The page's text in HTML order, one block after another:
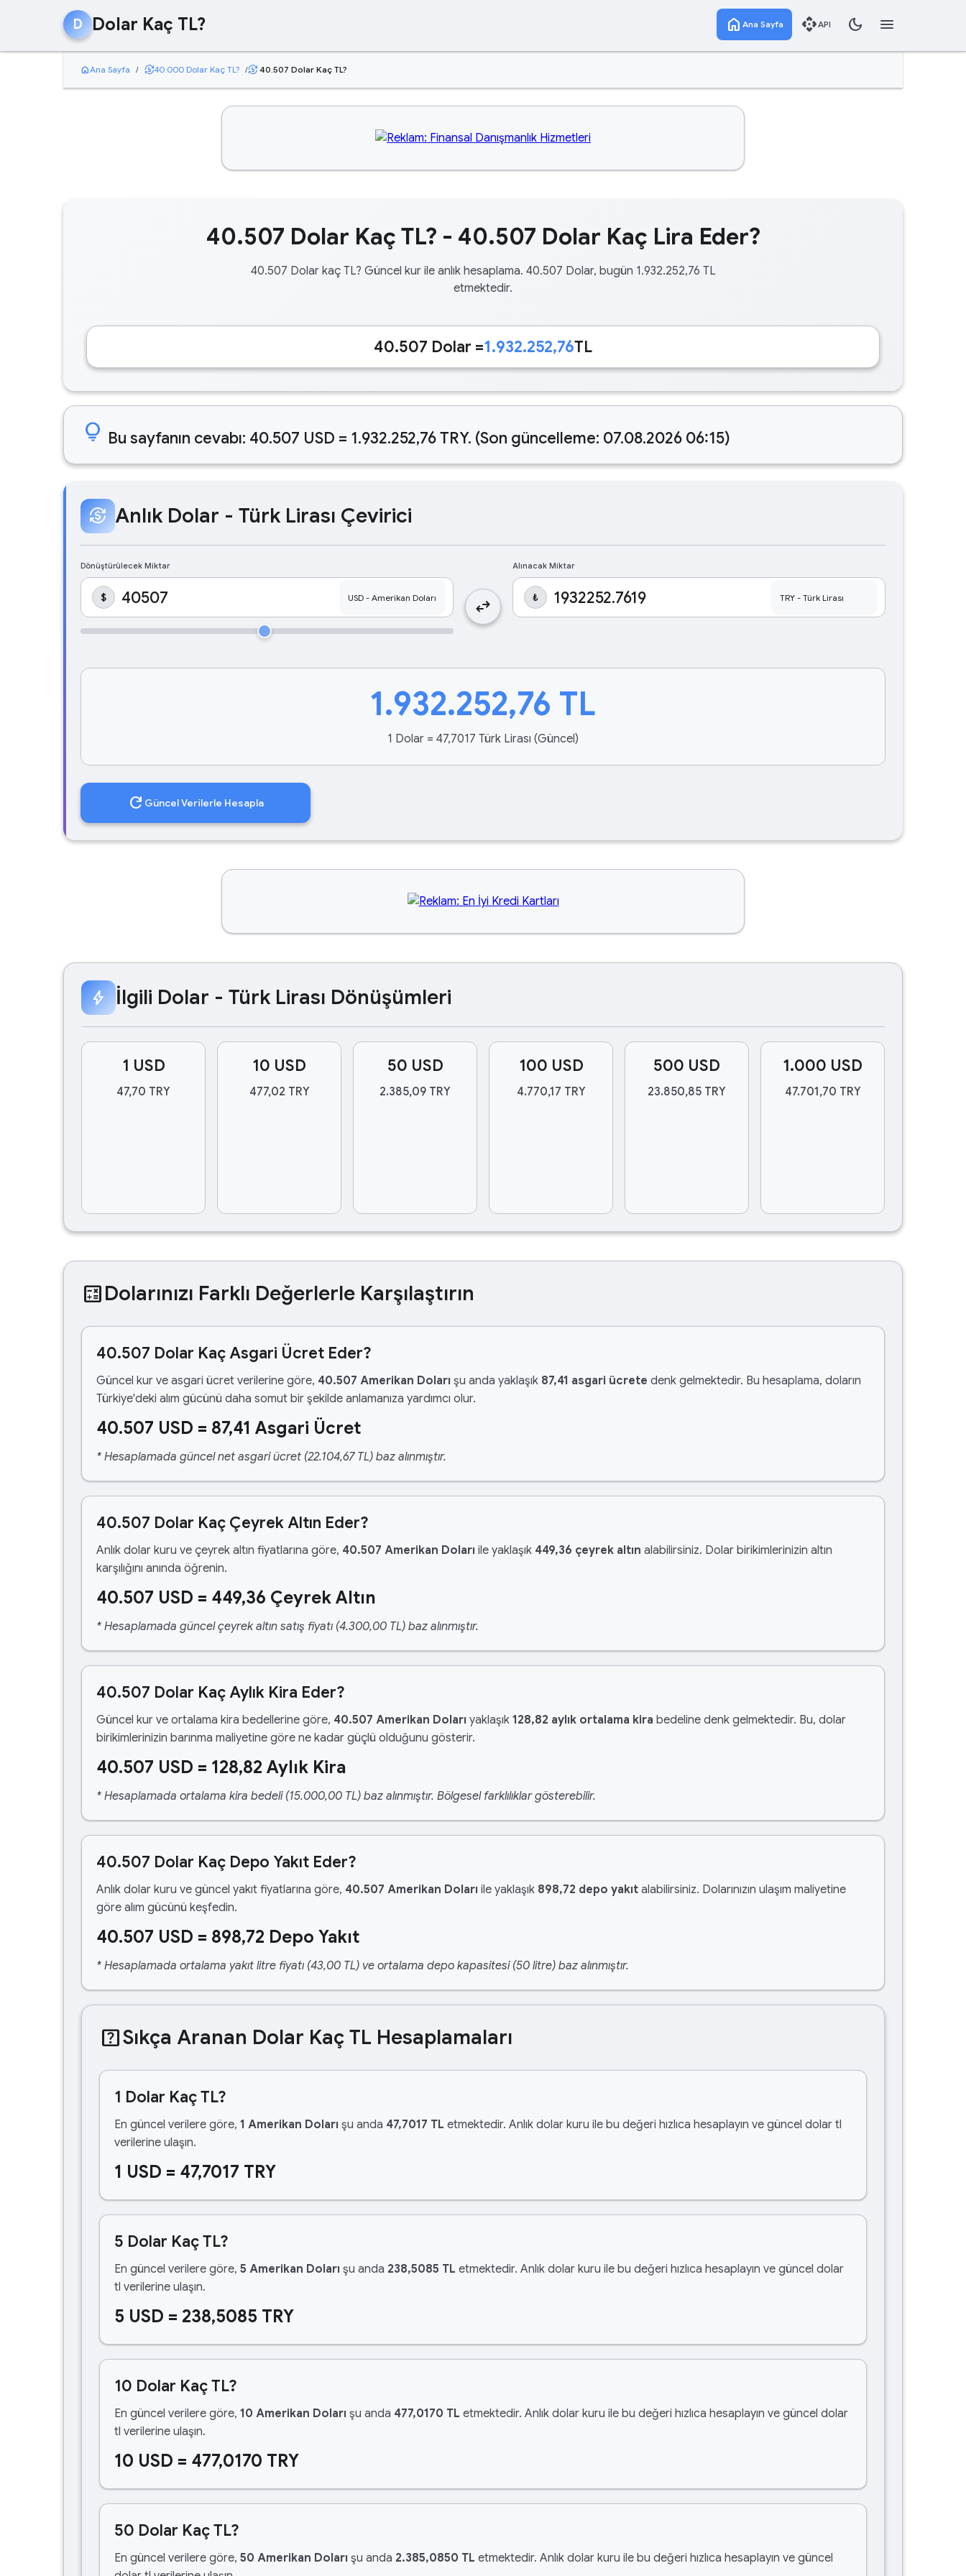
D Dolar Kaç TL? home Ana Sayfa apiAPI dark_mode menu
homeAna Sayfa / currency_exchange40.000 Dolar Kaç TL? /currency_exchange 40.507 Dolar Kaç TL?
40.507 Dolar Kaç TL? - 40.507 Dolar Kaç Lira Eder?
40.507 Dolar kaç TL? Güncel kur ile anlık hesaplama. 40.507 Dolar, bugün 1.932.252,76 TL
etmektedir.
40.507 Dolar =1.932.252,76TL
lightbulb Bu sayfanın cevabı: 40.507 USD = 1.932.252,76 TRY. (Son güncelleme: 07.08.2026 06:15)
currency_exchange Anlık Dolar - Türk Lirası Çevirici
Dönüştürülecek Miktar
$ swap_horiz
Alınacak Miktar
₺
1.932.252,76 TL
1 Dolar = 47,7017 Türk Lirası (Güncel)
refresh Güncel Verilerle Hesapla
bolt İlgili Dolar - Türk Lirası Dönüşümleri
1 USD
47,70 TRY
10 USD
477,02 TRY
50 USD
2.385,09 TRY
100 USD
4.770,17 TRY
500 USD
23.850,85 TRY
1.000 USD
47.701,70 TRY
calculateDolarınızı Farklı Değerlerle Karşılaştırın
40.507 Dolar Kaç Asgari Ücret Eder?
Güncel kur ve asgari ücret verilerine göre, 40.507 Amerikan Doları şu anda yaklaşık 87,41 asgari ücrete denk gelmektedir. Bu hesaplama, doların
Türkiye'deki alım gücünü daha somut bir şekilde anlamanıza yardımcı olur.
40.507 USD = 87,41 Asgari Ücret
* Hesaplamada güncel net asgari ücret (22.104,67 TL) baz alınmıştır.
40.507 Dolar Kaç Çeyrek Altın Eder?
Anlık dolar kuru ve çeyrek altın fiyatlarına göre, 40.507 Amerikan Doları ile yaklaşık 449,36 çeyrek altın alabilirsiniz. Dolar birikimlerinizin altın
karşılığını anında öğrenin.
40.507 USD = 449,36 Çeyrek Altın
* Hesaplamada güncel çeyrek altın satış fiyatı (4.300,00 TL) baz alınmıştır.
40.507 Dolar Kaç Aylık Kira Eder?
Güncel kur ve ortalama kira bedellerine göre, 40.507 Amerikan Doları yaklaşık 128,82 aylık ortalama kira bedeline denk gelmektedir. Bu, dolar
birikimlerinizin barınma maliyetine göre ne kadar güçlü olduğunu gösterir.
40.507 USD = 128,82 Aylık Kira
* Hesaplamada ortalama kira bedeli (15.000,00 TL) baz alınmıştır. Bölgesel farklılıklar gösterebilir.
40.507 Dolar Kaç Depo Yakıt Eder?
Anlık dolar kuru ve güncel yakıt fiyatlarına göre, 40.507 Amerikan Doları ile yaklaşık 898,72 depo yakıt alabilirsiniz. Dolarınızın ulaşım maliyetine
göre alım gücünü keşfedin.
40.507 USD = 898,72 Depo Yakıt
* Hesaplamada ortalama yakıt litre fiyatı (43,00 TL) ve ortalama depo kapasitesi (50 litre) baz alınmıştır.
help_centerSıkça Aranan Dolar Kaç TL Hesaplamaları
1 Dolar Kaç TL?
En güncel verilere göre, 1 Amerikan Doları şu anda 47,7017 TL etmektedir. Anlık dolar kuru ile bu değeri hızlıca hesaplayın ve güncel dolar tl
verilerine ulaşın.
1 USD = 47,7017 TRY
5 Dolar Kaç TL?
En güncel verilere göre, 5 Amerikan Doları şu anda 238,5085 TL etmektedir. Anlık dolar kuru ile bu değeri hızlıca hesaplayın ve güncel dolar
tl verilerine ulaşın.
5 USD = 238,5085 TRY
10 Dolar Kaç TL?
En güncel verilere göre, 10 Amerikan Doları şu anda 477,0170 TL etmektedir. Anlık dolar kuru ile bu değeri hızlıca hesaplayın ve güncel dolar
tl verilerine ulaşın.
10 USD = 477,0170 TRY
50 Dolar Kaç TL?
En güncel verilere göre, 50 Amerikan Doları şu anda 2.385,0850 TL etmektedir. Anlık dolar kuru ile bu değeri hızlıca hesaplayın ve güncel